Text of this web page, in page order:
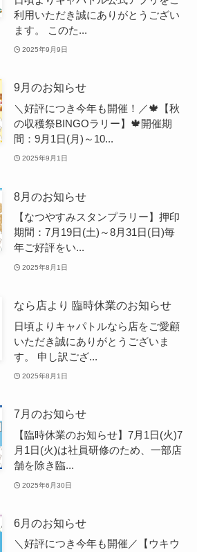
利用いただき誠にありがとうござい
ます。 このた...
2025年9月9日
9月のお知らせ
＼好評につき今年も開催！／🍁【秋
の収穫祭BINGOラリー】🍁開催期
間：9月1日(月)～10...
2025年9月1日
8月のお知らせ
【なつやすみスタンプラリー】押印
期間：7月19日(土)～8月31日(日)毎
年ご好評をい...
2025年8月1日
なら店より 臨時休業のお知らせ
日頃よりキャパトルなら店をご愛顧
いただき誠にありがとうございま
す。 申し訳ござ...
2025年8月1日
7月のお知らせ
【臨時休業のお知らせ】7月1日(火)7
月1日(火)は社員研修のため、一部店
舗を除き臨...
2025年6月30日
6月のお知らせ
＼好評につき今年も開催／【ウキウ